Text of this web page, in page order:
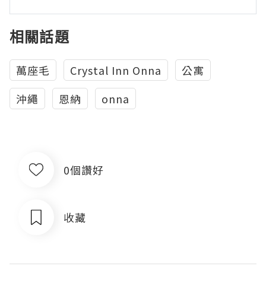
相關話題
萬座毛 Crystal Inn Onna
公寓
沖繩
恩納 onna
0個讚好
收藏